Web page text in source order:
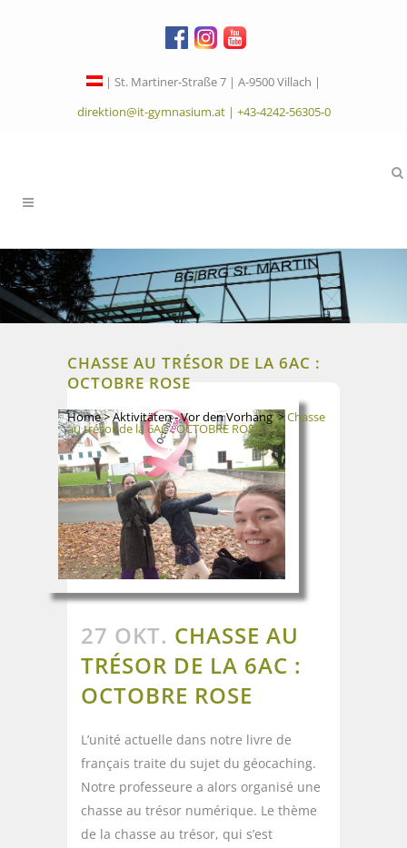
| St. Martiner-Straße 7 | A-9500 Villach |
direktion@it-gymnasium.at| +43-4242-56305-0
CHASSE AU TRÉSOR DE LA 6AC :
OCTOBRE ROSE
Home>Aktivitäten - Vor den Vorhang>Chasse
au trésor de la 6AC : OCTOBRE ROSE
27 OKT. CHASSE AU
TRÉSOR DE LA 6AC :
OCTOBRE ROSE
L’unité actuelle dans notre livre de
français traite du sujet du géocaching.
Notre professeure a alors organisé une
chasse au trésor numérique. Le thème
de la chasse au trésor, qui s’est